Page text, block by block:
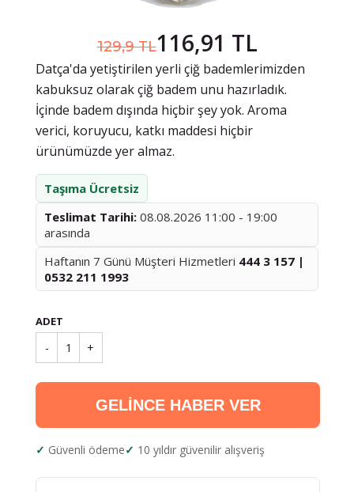
129,9 TL116,91 TL
Datça'da yetiştirilen yerli çiğ bademlerimizden
kabuksuz olarak çiğ badem unu hazırladık.
İçinde badem dışında hiçbir şey yok. Aroma
verici, koruyucu, katkı maddesi hiçbir
ürünümüzde yer almaz.
Taşıma Ücretsiz
Teslimat Tarihi: 08.08.2026 11:00 - 19:00
arasında
Haftanın 7 Günü Müşteri Hizmetleri 444 3 157 |
0532 211 1993
ADET
- 1 +
GELİNCE HABER VER
Güvenli ödeme 10 yıldır güvenilir alışveriş